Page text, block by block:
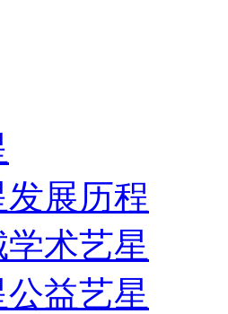
发展历程
学术艺星
公益艺星